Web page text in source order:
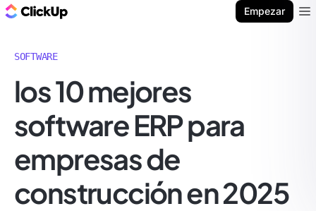
Empezar
SOFTWARE
los 10 mejores
software ERP para
empresas de
construcción en 2025